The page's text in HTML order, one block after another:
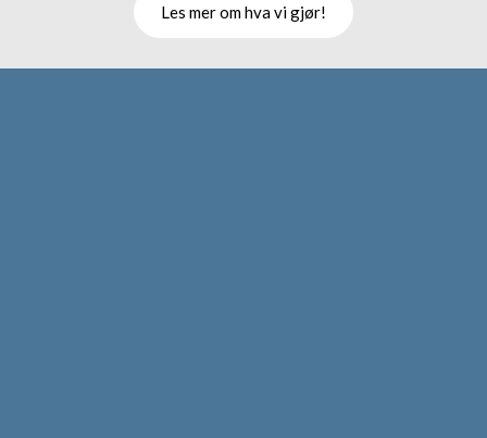
Les mer om hva vi gjør!